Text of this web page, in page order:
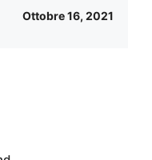
Ottobre 16, 2021